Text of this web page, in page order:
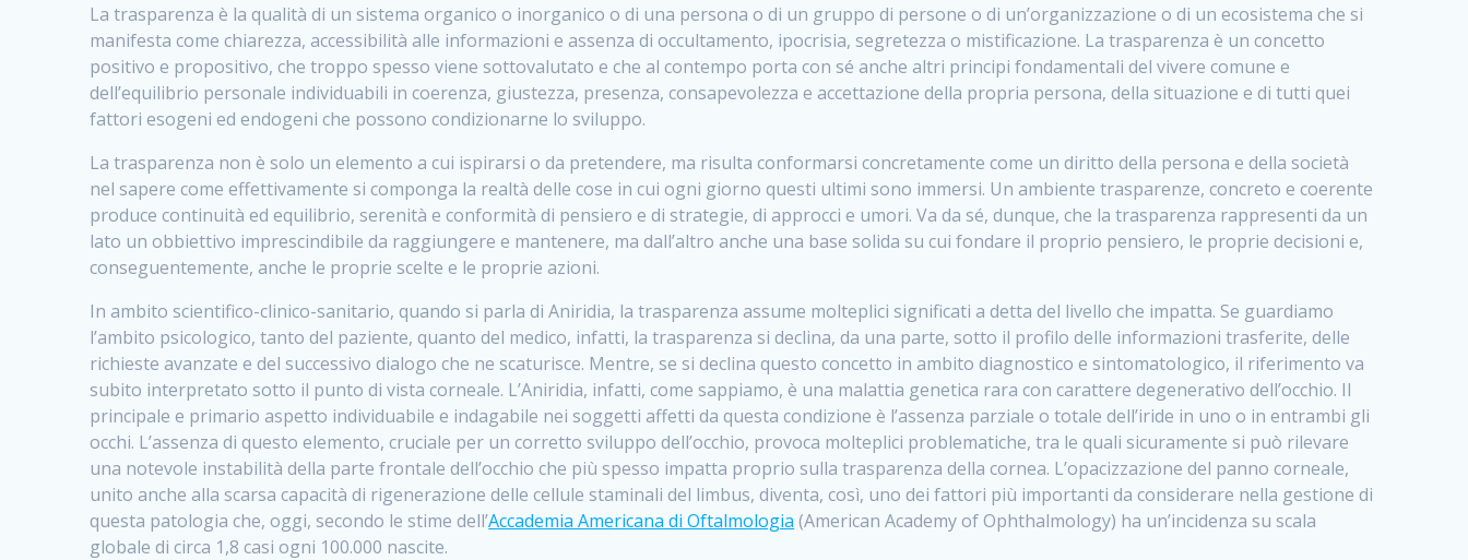
La trasparenza è la qualità di un sistema organico o inorganico o di una persona o di un gruppo di persone o di un’organizzazione o di un ecosistema che si
manifesta come chiarezza, accessibilità alle informazioni e assenza di occultamento, ipocrisia, segretezza o mistificazione. La trasparenza è un concetto
positivo e propositivo, che troppo spesso viene sottovalutato e che al contempo porta con sé anche altri principi fondamentali del vivere comune e
dell’equilibrio personale individuabili in coerenza, giustezza, presenza, consapevolezza e accettazione della propria persona, della situazione e di tutti quei
fattori esogeni ed endogeni che possono condizionarne lo sviluppo.
La trasparenza non è solo un elemento a cui ispirarsi o da pretendere, ma risulta conformarsi concretamente come un diritto della persona e della società
nel sapere come effettivamente si componga la realtà delle cose in cui ogni giorno questi ultimi sono immersi. Un ambiente trasparenze, concreto e coerente
produce continuità ed equilibrio, serenità e conformità di pensiero e di strategie, di approcci e umori. Va da sé, dunque, che la trasparenza rappresenti da un
lato un obbiettivo imprescindibile da raggiungere e mantenere, ma dall’altro anche una base solida su cui fondare il proprio pensiero, le proprie decisioni e,
conseguentemente, anche le proprie scelte e le proprie azioni.
In ambito scientifico-clinico-sanitario, quando si parla di Aniridia, la trasparenza assume molteplici significati a detta del livello che impatta. Se guardiamo
l’ambito psicologico, tanto del paziente, quanto del medico, infatti, la trasparenza si declina, da una parte, sotto il profilo delle informazioni trasferite, delle
richieste avanzate e del successivo dialogo che ne scaturisce. Mentre, se si declina questo concetto in ambito diagnostico e sintomatologico, il riferimento va
subito interpretato sotto il punto di vista corneale. L’Aniridia, infatti, come sappiamo, è una malattia genetica rara con carattere degenerativo dell’occhio. Il
principale e primario aspetto individuabile e indagabile nei soggetti affetti da questa condizione è l’assenza parziale o totale dell’iride in uno o in entrambi gli
occhi. L’assenza di questo elemento, cruciale per un corretto sviluppo dell’occhio, provoca molteplici problematiche, tra le quali sicuramente si può rilevare
una notevole instabilità della parte frontale dell’occhio che più spesso impatta proprio sulla trasparenza della cornea. L’opacizzazione del panno corneale,
unito anche alla scarsa capacità di rigenerazione delle cellule staminali del limbus, diventa, così, uno dei fattori più importanti da considerare nella gestione di
questa patologia che, oggi, secondo le stime dell’Accademia Americana di Oftalmologia (American Academy of Ophthalmology) ha un’incidenza su scala
globale di circa 1,8 casi ogni 100.000 nascite.